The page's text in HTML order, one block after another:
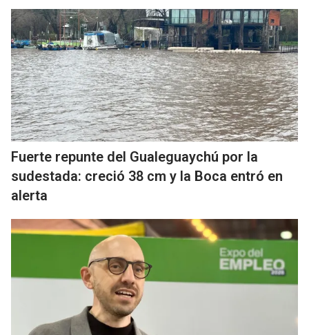
Fuerte repunte del Gualeguaychú por la
sudestada: creció 38 cm y la Boca entró en
alerta